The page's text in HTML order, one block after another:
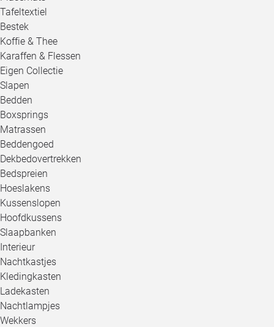
Tafeltextiel
Bestek
Koffie & Thee
Karaffen & Flessen
Eigen Collectie
Slapen
Bedden
Boxsprings
Matrassen
Beddengoed
Dekbedovertrekken
Bedspreien
Hoeslakens
Kussenslopen
Hoofdkussens
Slaapbanken
Interieur
Nachtkastjes
Kledingkasten
Ladekasten
Nachtlampjes
Wekkers